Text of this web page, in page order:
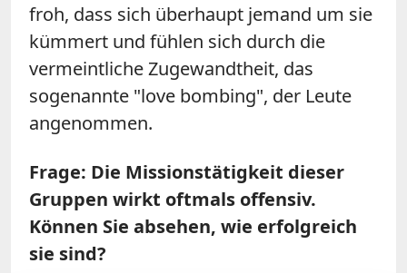
froh, dass sich überhaupt jemand um sie
kümmert und fühlen sich durch die
vermeintliche Zugewandtheit, das
sogenannte "love bombing", der Leute
angenommen.
Frage: Die Missionstätigkeit dieser
Gruppen wirkt oftmals offensiv.
Können Sie absehen, wie erfolgreich
sie sind?